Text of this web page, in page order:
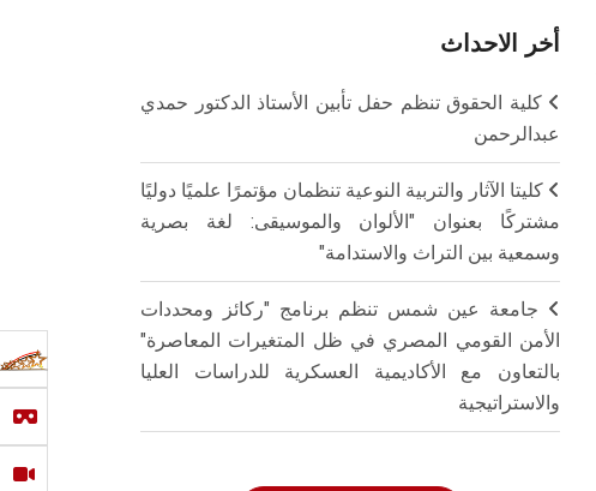
أخر الاحداث
كلية الحقوق تنظم حفل تأبين الأستاذ الدكتور حمدي
عبدالرحمن
كليتا الآثار والتربية النوعية تنظمان مؤتمرًا علميًا دوليًا
مشتركًا بعنوان "الألوان والموسيقى: لغة بصرية
وسمعية بين التراث والاستدامة"
جامعة عين شمس تنظم برنامج "ركائز ومحددات
الأمن القومي المصري في ظل المتغيرات المعاصرة"
بالتعاون مع الأكاديمية العسكرية للدراسات العليا
والاستراتيجية